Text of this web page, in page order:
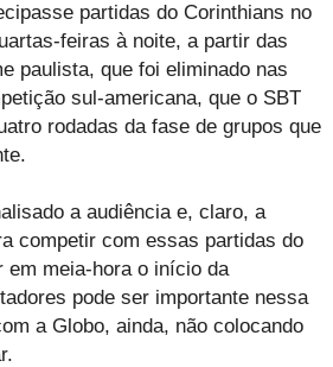
partidas do Corinthians no
feiras à noite, a partir das
paulista, que foi eliminado nas
sul-americana, que o SBT
rodadas da fase de grupos que
a audiência e, claro, a
competir com essas partidas do
em meia-hora o início da
pode ser importante nessa
a Globo, ainda, não colocando